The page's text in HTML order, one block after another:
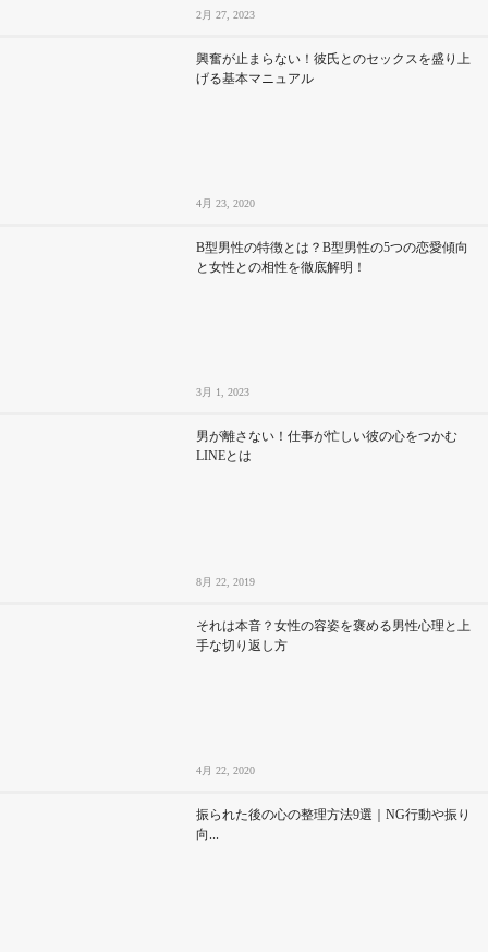
2月 27, 2023
興奮が止まらない！彼氏とのセックスを盛り上
げる基本マニュアル
4月 23, 2020
B型男性の特徴とは？B型男性の5つの恋愛傾向
と女性との相性を徹底解明！
3月 1, 2023
男が離さない！仕事が忙しい彼の心をつかむ
LINEとは
8月 22, 2019
それは本音？女性の容姿を褒める男性心理と上
手な切り返し方
4月 22, 2020
振られた後の心の整理方法9選｜NG行動や振り
向...